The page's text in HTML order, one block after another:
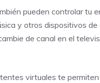
pueden controlar tu
y otros dispositivos
de canal en el
virtuales te